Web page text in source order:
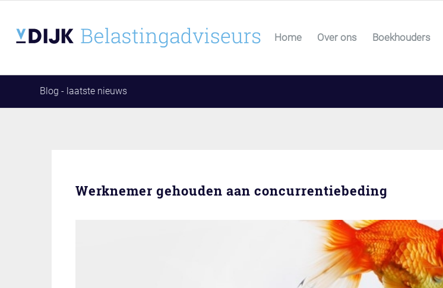
Home Over ons Boekhouders
Blog - laatste nieuws
Werknemer gehouden aan concurrentiebeding